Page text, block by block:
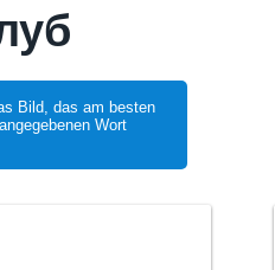
Bild, das am besten
Wort